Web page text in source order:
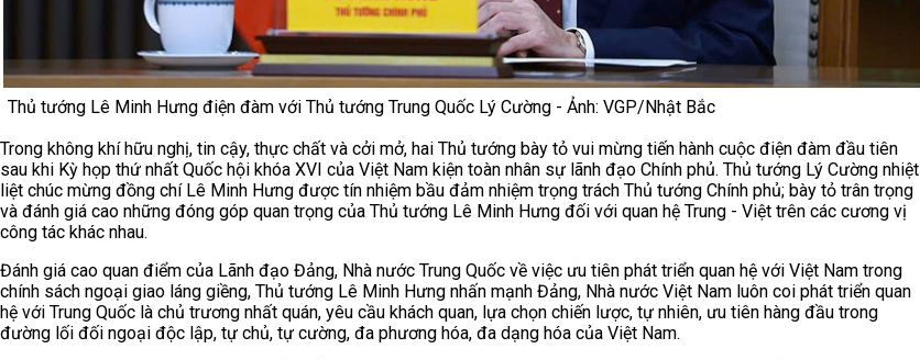
Thủ tướng Lê Minh Hưng điện đàm với Thủ tướng Trung Quốc Lý Cường - Ảnh: VGP/Nhật Bắc
Trong không khí hữu nghị, tin cậy, thực chất và cởi mở, hai Thủ tướng bày tỏ vui mừng tiến hành cuộc điện đàm đầu tiên
sau khi Kỳ họp thứ nhất Quốc hội khóa XVI của Việt Nam kiện toàn nhân sự lãnh đạo Chính phủ. Thủ tướng Lý Cường nhiệt
liệt chúc mừng đồng chí Lê Minh Hưng được tín nhiệm bầu đảm nhiệm trọng trách Thủ tướng Chính phủ; bày tỏ trân trọng
và đánh giá cao những đóng góp quan trọng của Thủ tướng Lê Minh Hưng đối với quan hệ Trung - Việt trên các cương vị
công tác khác nhau.
Đánh giá cao quan điểm của Lãnh đạo Đảng, Nhà nước Trung Quốc về việc ưu tiên phát triển quan hệ với Việt Nam trong
chính sách ngoại giao láng giềng, Thủ tướng Lê Minh Hưng nhấn mạnh Đảng, Nhà nước Việt Nam luôn coi phát triển quan
hệ với Trung Quốc là chủ trương nhất quán, yêu cầu khách quan, lựa chọn chiến lược, tự nhiên, ưu tiên hàng đầu trong
đường lối đối ngoại độc lập, tự chủ, tự cường, đa phương hóa, đa dạng hóa của Việt Nam.